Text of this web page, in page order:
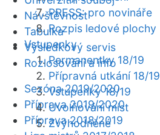
PRESS: pro novináře
Rozpis ledové plochy
Vstupenky
Permanentky 18/19
Přípravná utkání 18/19
Vstupenky 18/19
Uvolňování míst
Zvýhodněné
Návštěvnost
Tabulka
Výsledkový servis
Rozlosování a info
Sezóna 2019/2020
Příprava 2019/2020
Příprava 2018/2019